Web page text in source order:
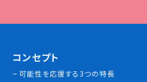
サマーチャレンジ実習
Eラーニング
コンセプト
可能性を応援する3つの特長